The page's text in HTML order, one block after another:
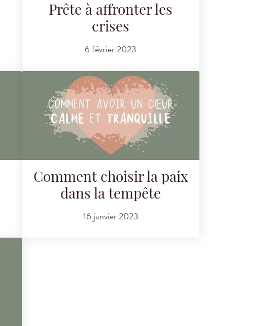
Prête à affronter les
crises
6 février 2023
Comment choisir la paix
dans la tempête
16 janvier 2023